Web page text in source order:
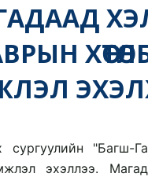
сургуулийн "Багш-
эхэллээ.